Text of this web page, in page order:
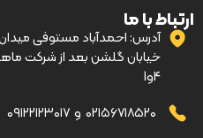
ارتباط با ما
آدرس: احمدآباد مستوفی
خیابان گلشن بعد از شرکت
4و1
۰۲۱۵۶۷۱۸۵۲۰ و ۰۹۱۲۲۱۲۳۰۱۷